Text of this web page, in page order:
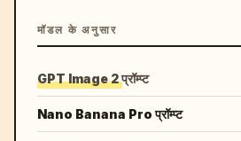
मॉडल के अनुसार
GPT Image 2 प्रॉम्प्ट
Nano Banana Pro प्रॉम्प्ट